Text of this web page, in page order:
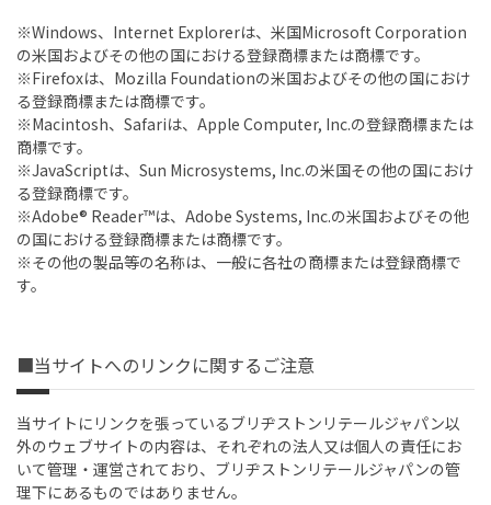
※Windows、Internet Explorerは、米国Microsoft Corporation
の米国およびその他の国における登録商標または商標です。
※Firefoxは、Mozilla Foundationの米国およびその他の国におけ
る登録商標または商標です。
※Macintosh、Safariは、Apple Computer, Inc.の登録商標または
商標です。
※JavaScriptは、Sun Microsystems, Inc.の米国その他の国におけ
る登録商標です。
※Adobe® Reader™は、Adobe Systems, Inc.の米国およびその他
の国における登録商標または商標です。
※その他の製品等の名称は、一般に各社の商標または登録商標で
す。
■当サイトへのリンクに関するご注意
当サイトにリンクを張っているブリヂストンリテールジャパン以
外のウェブサイトの内容は、それぞれの法人又は個人の責任にお
いて管理・運営されており、ブリヂストンリテールジャパンの管
理下にあるものではありません。